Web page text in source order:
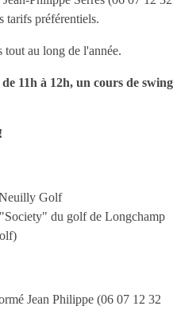
tarifs préférentiels.
tout au long de l'année.
11h à 12h, un cours de swing
Neuilly Golf
du golf de Longchamp
Jean Philippe (06 07 12 32